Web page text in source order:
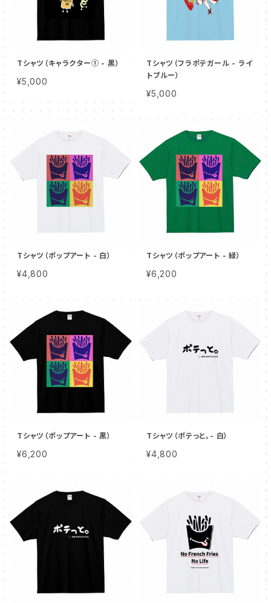
Tシャツ（キャラクター① - 黒）
¥5,000
Tシャツ（フラポテガール - ライ
トブルー）
¥5,000
Tシャツ（ポップアート - 白）
¥4,800
Tシャツ（ポップアート - 緑）
¥6,200
Tシャツ（ポップアート - 黒）
¥6,200
Tシャツ（ポテっと。- 白）
¥4,800